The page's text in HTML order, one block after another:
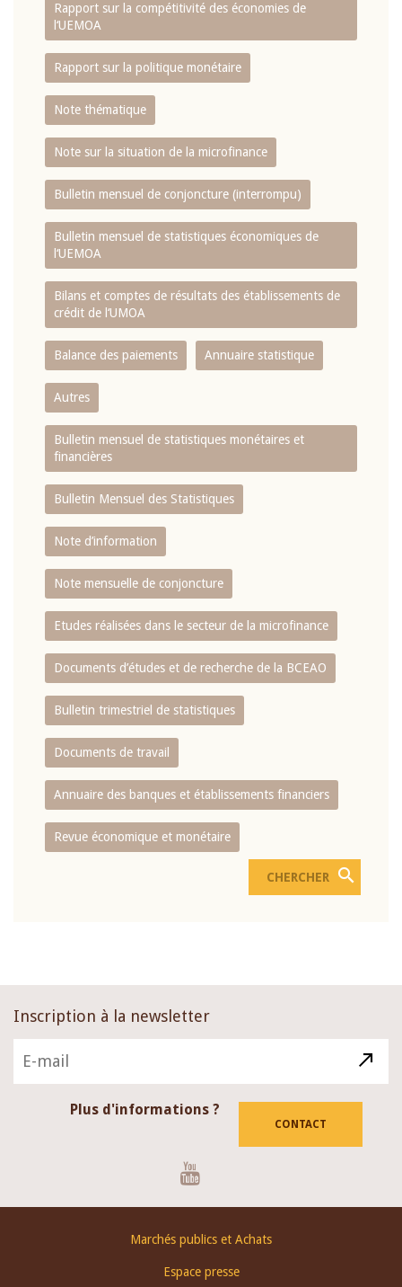
Rapport sur la compétitivité des économies de
l‘UEMOA
Rapport sur la politique monétaire
Note thématique
Note sur la situation de la microfinance
Bulletin mensuel de conjoncture (interrompu)
Bulletin mensuel de statistiques économiques de
l‘UEMOA
Bilans et comptes de résultats des établissements de
crédit de l‘UMOA
Balance des paiements Annuaire statistique
Autres
Bulletin mensuel de statistiques monétaires et
financières
Bulletin Mensuel des Statistiques
Note d’information
Note mensuelle de conjoncture
Etudes réalisées dans le secteur de la microfinance
Documents d’études et de recherche de la BCEAO
Bulletin trimestriel de statistiques
Documents de travail
Annuaire des banques et établissements financiers
Revue économique et monétaire
Inscription à la newsletter
Plus d'informations ?
CONTACT
Marchés publics et Achats
Espace presse